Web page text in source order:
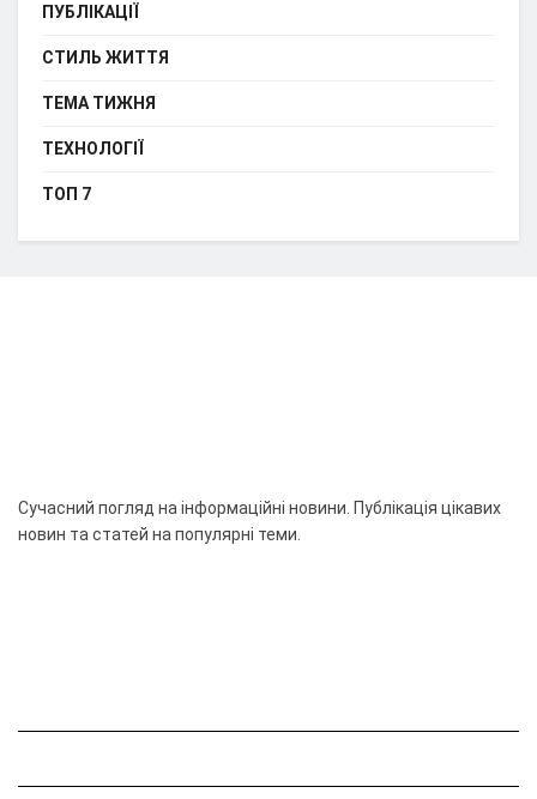
ПУБЛІКАЦІЇ
СТИЛЬ ЖИТТЯ
ТЕМА ТИЖНЯ
ТЕХНОЛОГІЇ
ТОП 7
Сучасний погляд на інформаційні новини. Публікація цікавих
новин та статей на популярні теми.